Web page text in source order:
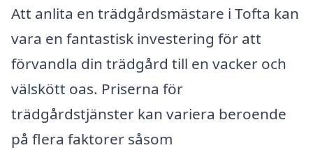
Att anlita en trädgårdsmästare i Tofta kan
vara en fantastisk investering för att
förvandla din trädgård till en vacker och
välskött oas. Priserna för
trädgårdstjänster kan variera beroende
på flera faktorer såsom